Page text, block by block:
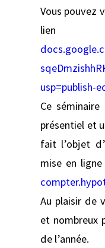
Vous pouvez
usp=publish-
Ce
présentiel et
fait l’objet
mise en
Au plaisir de
et nombreux
de l’année.